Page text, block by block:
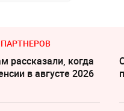
рассказали, когда
в августе 2026